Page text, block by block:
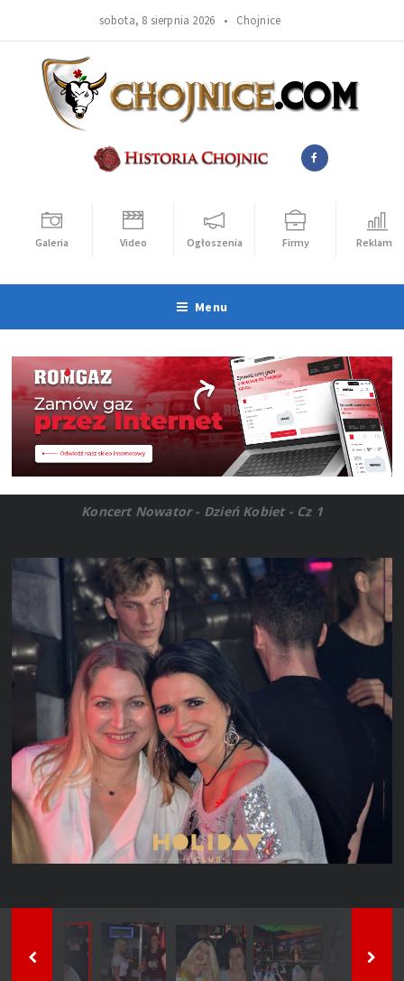
sobota, 8 sierpnia 2026 • Chojnice
Galeria Video Ogłoszenia Firmy Reklama
Menu
Koncert Nowator - Dzień Kobiet - Cz 1